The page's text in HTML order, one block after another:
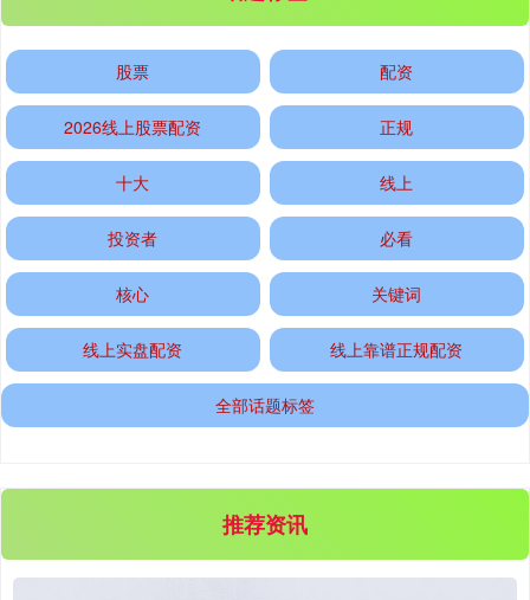
基金指数 7242.10 +0.17%
国债指数 229.69 +0.10 +0.04%
股票 配资
2026线上股票配资 正规
十大 线上
投资者 必看
核心 关键词
线上实盘配资 线上靠谱正规配资
全部话题标签
推荐资讯